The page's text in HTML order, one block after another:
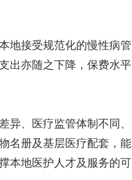
地接受规范化的慢性病管
出亦随之下降，保费水平
、医疗监管体制不同、
名册及基层医疗配套，能
本地医护人才及服务的可